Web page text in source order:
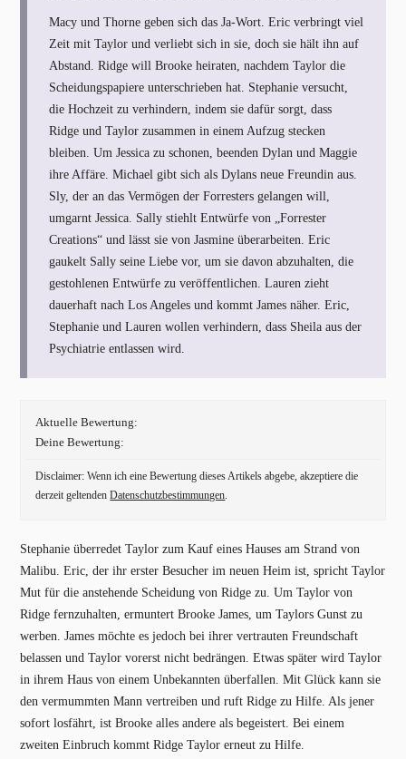
Macy und Thorne geben sich das Ja-Wort. Eric verbringt viel
Zeit mit Taylor und verliebt sich in sie, doch sie hält ihn auf
Abstand. Ridge will Brooke heiraten, nachdem Taylor die
Scheidungspapiere unterschrieben hat. Stephanie versucht,
die Hochzeit zu verhindern, indem sie dafür sorgt, dass
Ridge und Taylor zusammen in einem Aufzug stecken
bleiben. Um Jessica zu schonen, beenden Dylan und Maggie
ihre Affäre. Michael gibt sich als Dylans neue Freundin aus.
Sly, der an das Vermögen der Forresters gelangen will,
umgarnt Jessica. Sally stiehlt Entwürfe von „Forrester
Creations“ und lässt sie von Jasmine überarbeiten. Eric
gaukelt Sally seine Liebe vor, um sie davon abzuhalten, die
gestohlenen Entwürfe zu veröffentlichen. Lauren zieht
dauerhaft nach Los Angeles und kommt James näher. Eric,
Stephanie und Lauren wollen verhindern, dass Sheila aus der
Psychiatrie entlassen wird.
Aktuelle Bewertung:
Deine Bewertung:
Disclaimer: Wenn ich eine Bewertung dieses Artikels abgebe, akzeptiere die
derzeit geltendenDatenschutzbestimmungen.
Stephanie überredet Taylor zum Kauf eines Hauses am Strand von
Malibu. Eric, der ihr erster Besucher im neuen Heim ist, spricht Taylor
Mut für die anstehende Scheidung von Ridge zu. Um Taylor von
Ridge fernzuhalten, ermuntert Brooke James, um Taylors Gunst zu
werben. James möchte es jedoch bei ihrer vertrauten Freundschaft
belassen und Taylor vorerst nicht bedrängen. Etwas später wird Taylor
in ihrem Haus von einem Unbekannten überfallen. Mit Glück kann sie
den vermummten Mann vertreiben und ruft Ridge zu Hilfe. Als jener
sofort losfährt, ist Brooke alles andere als begeistert. Bei einem
zweiten Einbruch kommt Ridge Taylor erneut zu Hilfe.